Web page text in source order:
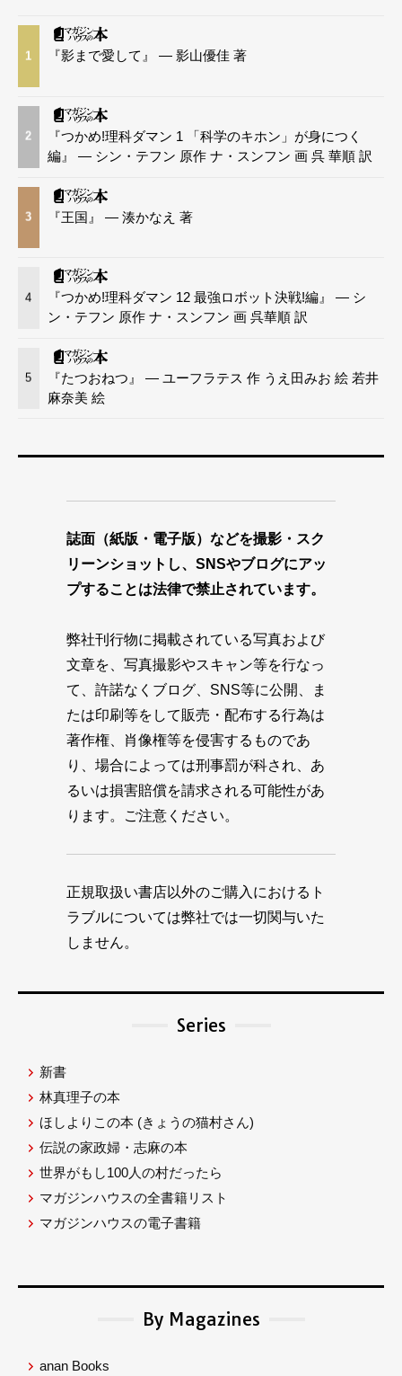
1 『影まで愛して』 — 影山優佳 著
2
『つかめ!理科ダマン 1 「科学のキホン」が身につく
編』 — シン・テフン 原作 ナ・スンフン 画 呉 華順 訳
3 『王国』 — 湊かなえ 著
4
『つかめ!理科ダマン 12 最強ロボット決戦!編』 — シ
ン・テフン 原作 ナ・スンフン 画 呉華順 訳
5
『たつおねつ』 — ユーフラテス 作 うえ田みお 絵 若井
麻奈美 絵
誌面（紙版・電子版）などを撮影・スク
リーンショットし、SNSやブログにアッ
プすることは法律で禁止されています。
弊社刊行物に掲載されている写真および
文章を、写真撮影やスキャン等を行なっ
て、許諾なくブログ、SNS等に公開、ま
たは印刷等をして販売・配布する行為は
著作権、肖像権等を侵害するものであ
り、場合によっては刑事罰が科され、あ
るいは損害賠償を請求される可能性があ
ります。ご注意ください。
正規取扱い書店以外のご購入におけるト
ラブルについては弊社では一切関与いた
しません。
Series
新書
林真理子の本
ほしよりこの本 (きょうの猫村さん)
伝説の家政婦・志麻の本
世界がもし100人の村だったら
マガジンハウスの全書籍リスト
マガジンハウスの電子書籍
By Magazines
anan Books